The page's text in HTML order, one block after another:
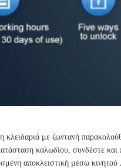
κλειδαριά με ζωντανή
καλωδίου, συνδέστε και
αποκλειστική μέσω κινητού